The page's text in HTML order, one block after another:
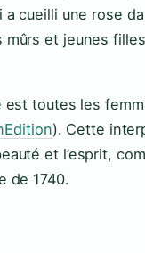
cueilli une rose
mûrs et jeunes
est toutes les
). Cette
et l’esprit,
de 1740.